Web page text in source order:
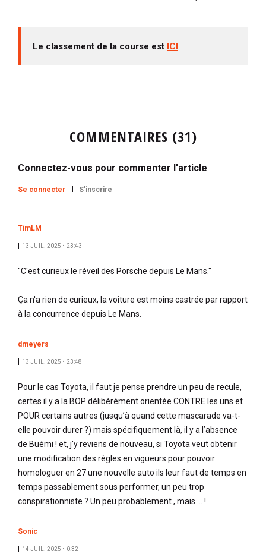
Le classement de la course est ICI
COMMENTAIRES (31)
Connectez-vous pour commenter l'article
Se connecter S'inscrire
TimLM
13 JUIL. 2025 • 23:43
"C'est curieux le réveil des Porsche depuis Le Mans."
Ça n'a rien de curieux, la voiture est moins castrée par rapport
à la concurrence depuis Le Mans.
dmeyers
13 JUIL. 2025 • 23:48
Pour le cas Toyota, il faut je pense prendre un peu de recule,
certes il y a la BOP délibérément orientée CONTRE les uns et
POUR certains autres (jusqu’à quand cette mascarade va-t-
elle pouvoir durer ?) mais spécifiquement là, il y a l’absence
de Buémi ! et, j'y reviens de nouveau, si Toyota veut obtenir
une modification des règles en vigueurs pour pouvoir
homologuer en 27 une nouvelle auto ils leur faut de temps en
temps passablement sous performer, un peu trop
conspirationniste ? Un peu probablement , mais ... !
Sonic
14 JUIL. 2025 • 0:32